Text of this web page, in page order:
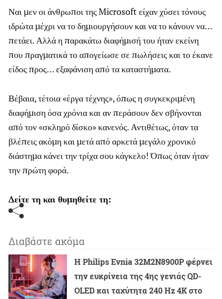
Ναι μεν οι άνθρωποι της Microsoft είχαν χύσει τόνους
ιδρώτα μέχρι να το δημιουργήσουν και να το κάνουν να…
πετάει. Αλλά η παρακάτω διαφήμισή του ήταν εκείνη
που πραγματικά το απογείωσε σε πωλήσεις και το έκανε
είδος προς… εξαφάνιση από τα καταστήματα.
Βέβαια, τέτοια «έργα τέχνης», όπως η συγκεκριμένη
διαφήμιση όσα χρόνια και αν περάσουν δεν σβήνονται
από τον «σκληρό δίσκο» κανενός. Αντιθέτως, όταν τα
βλέπεις ακόμη και μετά από αρκετά μεγάλο χρονικό
διάστημα κάνει την τρίχα σου κάγκελο! Όπως όταν ήταν
την πρώτη φορά.
Δείτε τη και θυμηθείτε τη:
Διαβάστε ακόμα
Η Philips Evnia 32M2N8900P φέρνει
την ευκρίνεια της 4ης γενιάς QD-
OLED και ταχύτητα 240 Hz 4K στο